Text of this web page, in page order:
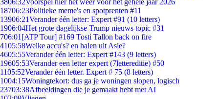
3806:32Voorspel hier het weer voor het gehele jaar 2026
18706:23Politieke meme's en spotprenten #11
13906:21Verander één letter: Expert #91 (10 letters)
1906:04Het grote dagelijkse Trump nieuws topic #31
706:01 [ATP Tour] #169 Tosti Tallon back on fire
4105:58Welke accu's? en halen uit Asie?
4605:55Verander één letter: Expert #143 (9 letters)
19605:53Verander een letter expert (7lettereditie) #50
1105:52Verander één letter. Expert # 75 (8 letters)
1004:15Woningtekort: dus ga je woningen slopen, logisch
23703:38Afbeeldingen die je gemaakt hebt met AI